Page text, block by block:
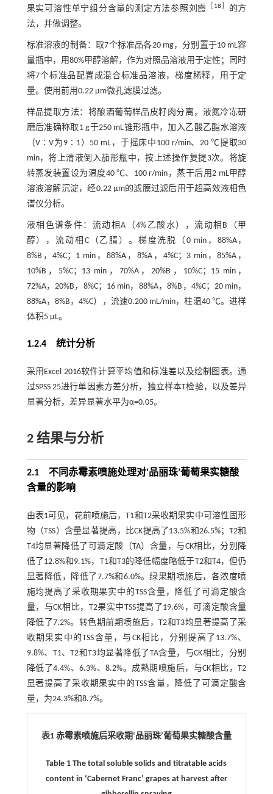
果实可溶性单宁组分含量的测定方法参照刘霞 18
的方
法，并做调整。
标准溶液的制备：取7个标准品各20 mg，分别置于10 mL容
量瓶中，用80%甲醇溶解，作为对照品溶液用于定性；同时
将7个标准品配置成混合标准品溶液，梯度稀释，用于定
量。使用前用0.22 μm微孔滤膜过滤。
样品提取方法：将酿酒葡萄样品皮籽肉分离，液氮冷冻研
磨后准确称取1 g于250 mL锥形瓶中，加入乙酸乙酯水溶液
（V∶V为9∶1）50 mL，于摇床中100 r/min、20 ℃提取30
min，将上清液倒入茄形瓶中，按上述操作复提3次。将旋
转蒸发装置设为温度40 ℃、100 r/min，蒸干后用2 mL甲醇
溶液溶解沉淀，经0.22 μm的滤膜过滤后用于超高效液相色
谱仪分析。
液相色谱条件：流动相A（4%乙酸水），流动相B（甲
醇），流动相C（乙腈）。梯度洗脱（0 min，88%A，
8%B，4%C；1 min，88%A，8%A，4%C；3 min，85%A，
10%B，5%C；13 min，70%A，20%B，10%C；15 min，
72%A，20%B，8%C；16 min，88%A，8%B，4%C；20 min，
88%A，8%B，4%C），流速0.200 mL/min，柱温40 ℃。进样
体积5 μL。
1.2.4 统计分析
采用Excel 2016软件计算平均值和标准差以及绘制图表。通
过SPSS 25进行单因素方差分析，独立样本T检验，以及差异
显著分析，差异显著水平为α=0.05。
2 结果与分析
2.1 不同赤霉素喷施处理对‘品丽珠’葡萄果实糖酸
含量的影响
由表1可见，花前喷施后，T1和T2采收期果实中可溶性固形
物（TSS）含量显著提高，比CK提高了13.5%和26.5%；T2和
T4均显著降低了可滴定酸（TA）含量，与CK相比，分别降
低了12.8%和9.1%，T1和T3的降低幅度略低于T2和T4，但仍
显著降低，降低了7.7%和6.0%。绿果期喷施后，各浓度喷
施均提高了采收期果实中的TSS含量，降低了可滴定酸含
量，与CK相比，T2果实中TSS提高了19.6%，可滴定酸含量
降低了7.2%。转色期前期喷施后，T2和T3均显著提高了采
收期果实中的TSS含量，与CK相比，分别提高了13.7%、
9.8%、T1、T2和T3均显著降低了TA含量，与CK相比，分别
降低了4.4%、6.3%、8.2%。成熟期喷施后，与CK相比，T2
显著提高了采收期果实中的TSS含量，降低了可滴定酸含
量，为24.3%和8.7%。
表1 赤霉素喷施后采收期‘品丽珠’葡萄果实糖酸含量
Table 1 The total soluble solids and titratable acids
content in ‘Cabernet Franc’ grapes at harvest after